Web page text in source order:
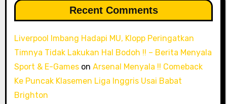
Recent Comments
Liverpool Imbang Hadapi MU, Klopp Peringatkan
Timnya Tidak Lakukan Hal Bodoh !! – Berita Menyala
Sport & E-Gameson Arsenal Menyala !! Comeback
Ke Puncak Klasemen Liga Inggris Usai Babat
Brighton